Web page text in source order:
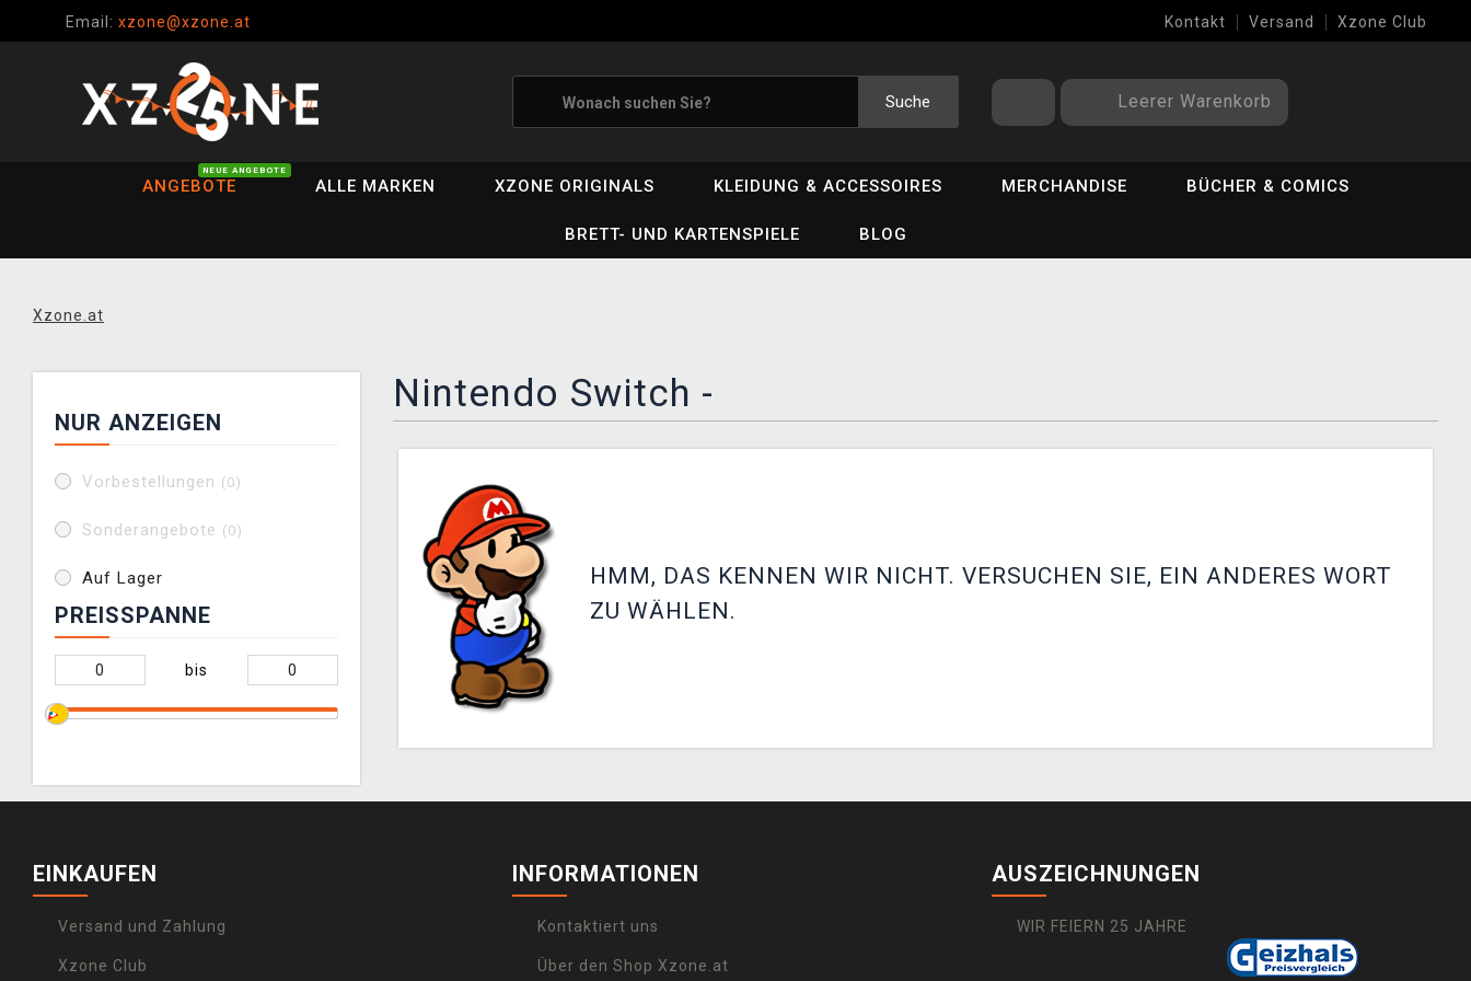
Email: xzone@xzone.at Kontakt Versand Xzone Club
Suche Leerer Warenkorb
ANGEBOTE
NEUE ANGEBOTE
ALLE MARKEN XZONE ORIGINALS KLEIDUNG & ACCESSOIRES MERCHANDISE BÜCHER & COMICS
BRETT- UND KARTENSPIELE BLOG
Xzone.at
NUR ANZEIGEN
Vorbestellungen (0)
Sonderangebote (0)
Auf Lager
PREISSPANNE
bis
Nintendo Switch -
HMM, DAS KENNEN WIR NICHT. VERSUCHEN SIE, EIN ANDERES WORT
ZU WÄHLEN.
EINKAUFEN
Versand und Zahlung
Xzone Club
INFORMATIONEN
Kontaktiert uns
Über den Shop Xzone.at
AUSZEICHNUNGEN
WIR FEIERN 25 JAHRE